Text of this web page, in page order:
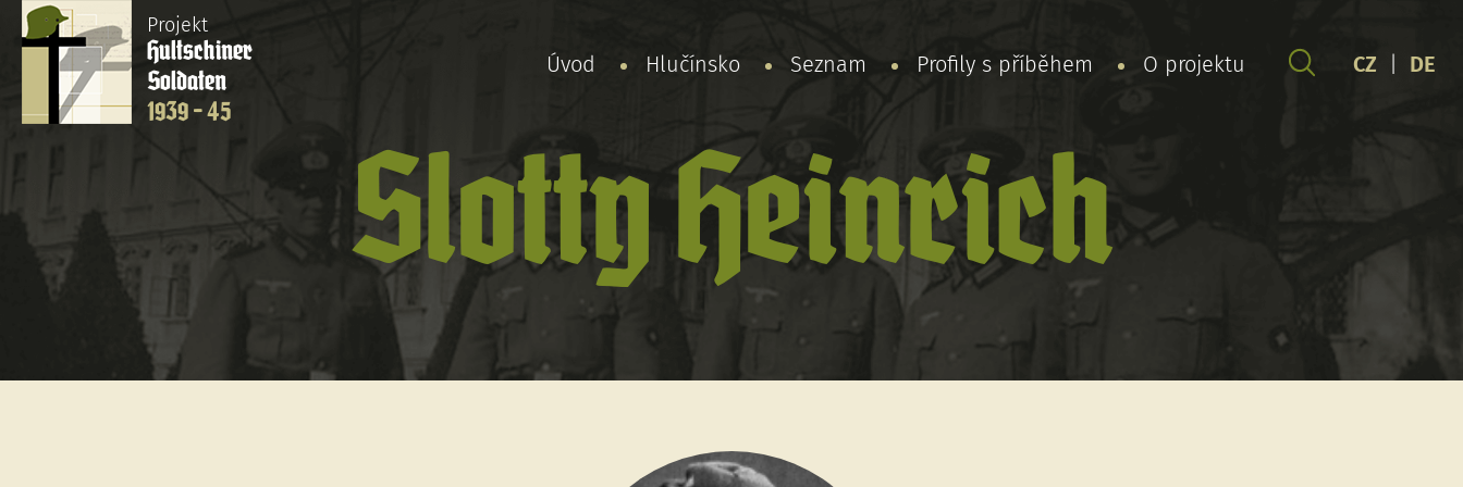
Projekt
Hultschiner
Soldaten
1939 - 45
Úvod Hlučínsko Seznam Profily s příběhem O projektu CZ DE
Slotty Heinrich